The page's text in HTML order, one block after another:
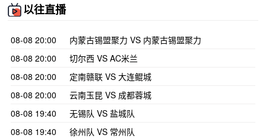
以往直播
08-08 20:00
内蒙古锡盟聚力 VS 内蒙古锡盟聚力
08-08 20:00
切尔西 VS AC米兰
08-08 20:00
定南赣联 VS 大连鲲城
08-08 20:00
云南玉昆 VS 成都蓉城
08-08 19:40
无锡队 VS 盐城队
08-08 19:40
徐州队 VS 常州队